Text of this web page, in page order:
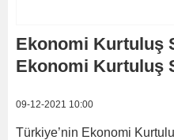
Ekonomi Kurtuluş
Ekonomi Kurtuluş
09-12-2021 10:00
Türkiye’nin Ekonomi